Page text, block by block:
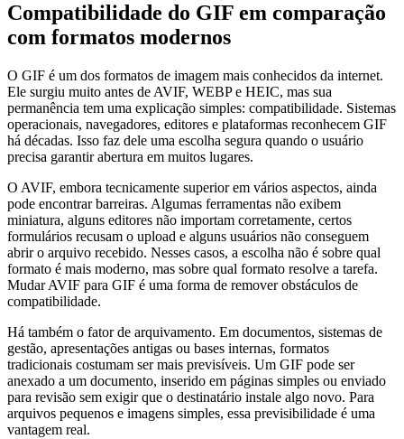
Compatibilidade do GIF em comparação
com formatos modernos
O GIF é um dos formatos de imagem mais conhecidos da internet.
Ele surgiu muito antes de AVIF, WEBP e HEIC, mas sua
permanência tem uma explicação simples: compatibilidade. Sistemas
operacionais, navegadores, editores e plataformas reconhecem GIF
há décadas. Isso faz dele uma escolha segura quando o usuário
precisa garantir abertura em muitos lugares.
O AVIF, embora tecnicamente superior em vários aspectos, ainda
pode encontrar barreiras. Algumas ferramentas não exibem
miniatura, alguns editores não importam corretamente, certos
formulários recusam o upload e alguns usuários não conseguem
abrir o arquivo recebido. Nesses casos, a escolha não é sobre qual
formato é mais moderno, mas sobre qual formato resolve a tarefa.
Mudar AVIF para GIF é uma forma de remover obstáculos de
compatibilidade.
Há também o fator de arquivamento. Em documentos, sistemas de
gestão, apresentações antigas ou bases internas, formatos
tradicionais costumam ser mais previsíveis. Um GIF pode ser
anexado a um documento, inserido em páginas simples ou enviado
para revisão sem exigir que o destinatário instale algo novo. Para
arquivos pequenos e imagens simples, essa previsibilidade é uma
vantagem real.